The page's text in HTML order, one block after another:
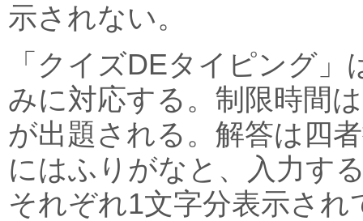
示されない。
「クイズDEタイピング
みに対応する。制限時間
が出題される。解答は四
にはふりがなと、入力す
それぞれ1文字分表示され